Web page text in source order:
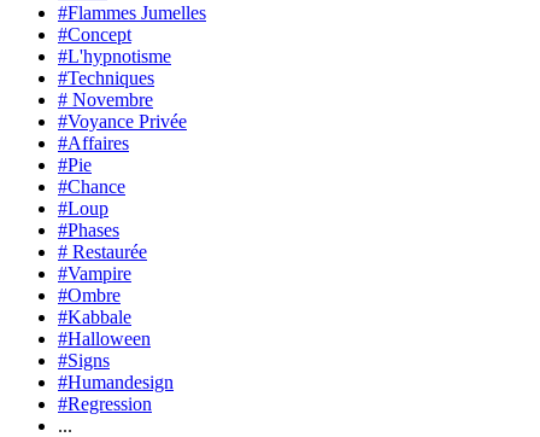
#Flammes Jumelles
#Concept
#L'hypnotisme
#Techniques
# Novembre
#Voyance Privée
#Affaires
#Pie
#Chance
#Loup
#Phases
# Restaurée
#Vampire
#Ombre
#Kabbale
#Halloween
#Signs
#Humandesign
#Regression
...